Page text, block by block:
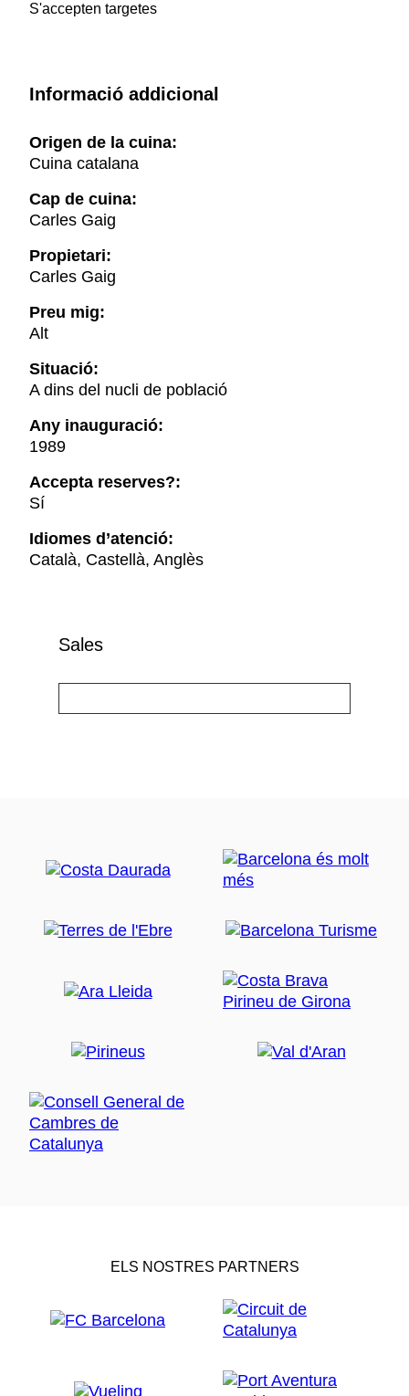
S'accepten targetes
Informació addicional
Origen de la cuina:
Cuina catalana
Cap de cuina:
Carles Gaig
Propietari:
Carles Gaig
Preu mig:
Alt
Situació:
A dins del nucli de població
Any inauguració:
1989
Accepta reserves?:
Sí
Idiomes d’atenció:
Català, Castellà, Anglès
Sales
ELS NOSTRES PARTNERS